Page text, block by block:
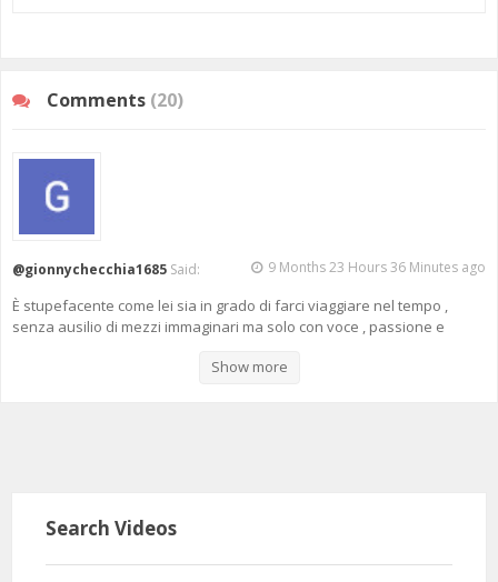
Comments (20)
@gionnychecchia1685 Said: 9 Months 23 Hours 36 Minutes ago
È stupefacente come lei sia in grado di farci viaggiare nel tempo ,
senza ausilio di mezzi immaginari ma solo con voce , passione e
Show more
Search Videos